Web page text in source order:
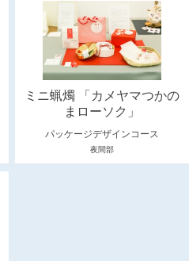
ミニ蝋燭 「カメヤマつかの
まローソク」
パッケージデザインコース
夜間部